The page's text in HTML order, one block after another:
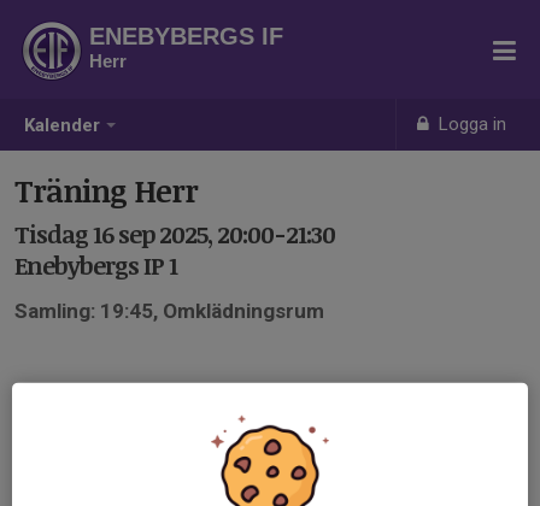
Kalender Logga in
ENEBYBERGS IF
Herr
Träning Herr
Tisdag 16 sep 2025, 20:00-21:30
Enebybergs IP 1
Samling: 19:45, Omklädningsrum